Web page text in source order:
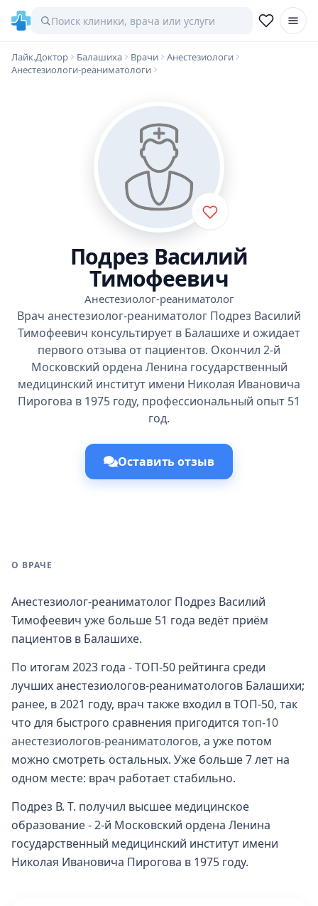
Лайк.Доктор Балашиха Врачи
Анестезиологи
Анестезиологи-реаниматологи
Подрез Василий
Тимофеевич
Анестезиолог-реаниматолог
Врач анестезиолог-реаниматолог Подрез Василий
Тимофеевич консультирует в Балашихе и ожидает
первого отзыва от пациентов. Окончил 2-й
Московский ордена Ленина государственный
медицинский институт имени Николая Ивановича
Пирогова в 1975 году, профессиональный опыт 51
год.
Оставить отзыв
О ВРАЧЕ
Анестезиолог-реаниматолог Подрез Василий
Тимофеевич уже больше 51 года ведёт приём
пациентов в Балашихе.
По итогам 2023 года - ТОП-50 рейтинга среди
лучших анестезиологов-реаниматологов Балашихи;
ранее, в 2021 году, врач также входил в ТОП-50, так
что для быстрого сравнения пригодится топ-10
анестезиологов-реаниматологов, а уже потом
можно смотреть остальных. Уже больше 7 лет на
одном месте: врач работает стабильно.
Подрез В. Т. получил высшее медицинское
образование - 2-й Московский ордена Ленина
государственный медицинский институт имени
Николая Ивановича Пирогова в 1975 году.